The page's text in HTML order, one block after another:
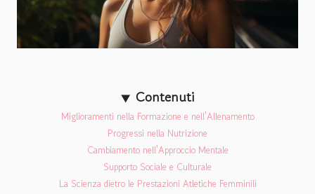
Contenuti
Miglioramenti nella Formazione e nell'Allenamento
Progressi nella Nutrizione
Cambiamento nell'Approccio Mentale
Supporto Sociale e Culturale
La Scienza dietro le Prestazioni Atletiche Femminili